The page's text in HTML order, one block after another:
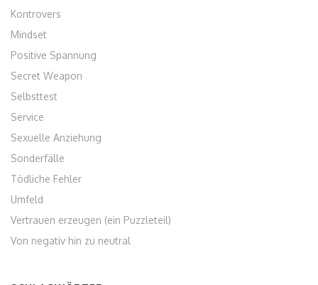
Kontrovers
Mindset
Positive Spannung
Secret Weapon
Selbsttest
Service
Sexuelle Anziehung
Sonderfälle
Tödliche Fehler
Umfeld
Vertrauen erzeugen (ein Puzzleteil)
Von negativ hin zu neutral